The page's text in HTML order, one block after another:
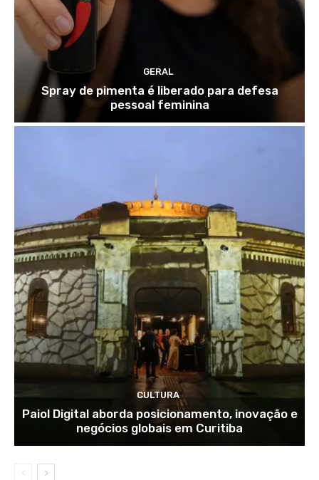
GERAL
Spray de pimenta é liberado para defesa
pessoal feminina
CULTURA
Paiol Digital aborda posicionamento, inovação e
negócios globais em Curitiba